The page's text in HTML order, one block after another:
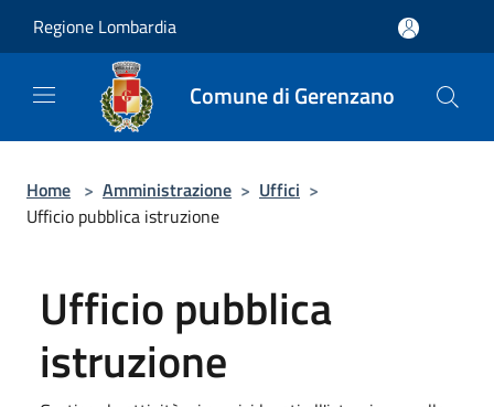
Regione Lombardia
Comune di Gerenzano
Home > Amministrazione > Uffici >
Ufficio pubblica istruzione
Ufficio pubblica
istruzione